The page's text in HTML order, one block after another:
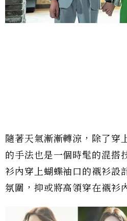
隨著天氣漸漸轉涼，除了穿
的手法也是一個時髦的混搭
衫內穿上蝴蝶袖口的襯衫設
氛圍，抑或將高領穿在襯衫